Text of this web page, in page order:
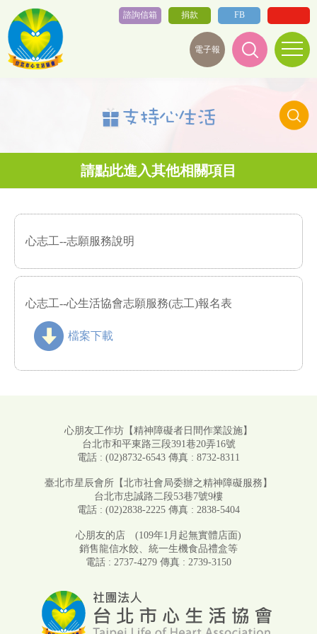
電子報
FB
捐款
諮詢信箱
心志工--志願服務說明
心志工--心生活協會志願服務(志工)報名表
檔案下載
心朋友工作坊 【精神障礙者日間作業設施】
台北市和平東路三段391巷20弄16號
電話 : (02)8732-6543 傳真 : 8732-8311
臺北市星辰會所 【北市社會局委辦之精神障礙服務】
台北市忠誠路二段53巷7號9樓
電話 : (02)2838-2225 傳真 : 2838-5404
心朋友的店 (109年1月起無實體店面)
銷售龍信水餃、統一生機食品禮盒等
電話 : 2737-4279 傳真 : 2739-3150